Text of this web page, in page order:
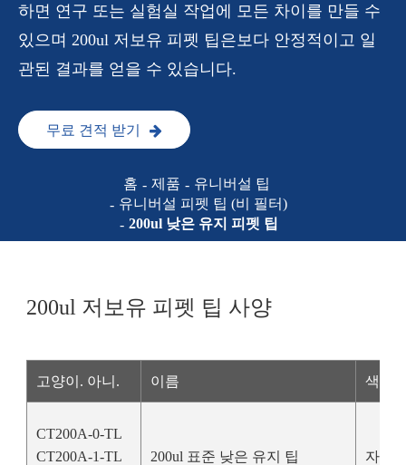
하면 연구 또는 실험실 작업에 모든 차이를 만들 수
있으며 200ul 저보유 피펫 팁은보다 안정적이고 일
관된 결과를 얻을 수 있습니다.
무료 견적 받기
홈 제품
유니버설 팁
유니버설 피펫 팁 (비 필터)
200ul 낮은 유지 피펫 팁
200ul 저보유 피펫 팁 사양
고양이. 아니. 이름 색상
CT200A-0-TL
CT200A-1-TL
200ul 표준 낮은 유지 팁 자연